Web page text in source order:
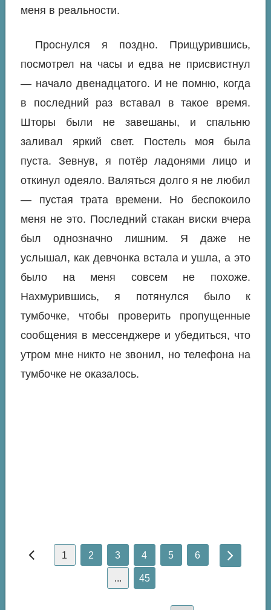
меня в реальности.
Проснулся я поздно. Прищурившись,
посмотрел на часы и едва не присвистнул
— начало двенадцатого. И не помню, когда
в последний раз вставал в такое время.
Шторы были не завешаны, и спальню
заливал яркий свет. Постель моя была
пуста. Зевнув, я потёр ладонями лицо и
откинул одеяло. Валяться долго я не любил
— пустая трата времени. Но беспокоило
меня не это. Последний стакан виски вчера
был однозначно лишним. Я даже не
услышал, как девчонка встала и ушла, а это
было на меня совсем не похоже.
Нахмурившись, я потянулся было к
тумбочке, чтобы проверить пропущенные
сообщения в мессенджере и убедиться, что
утром мне никто не звонил, но телефона на
тумбочке не оказалось.
1 2 3 4 5 6
... 45